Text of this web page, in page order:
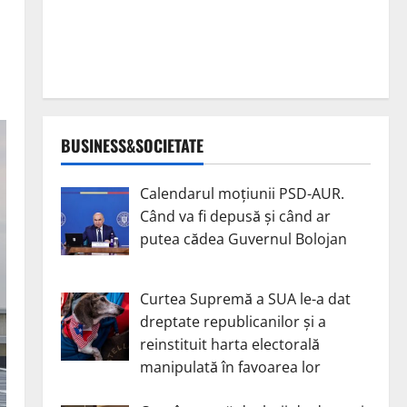
BUSINESS&SOCIETATE
Calendarul moțiunii PSD-AUR.
Când va fi depusă și când ar
putea cădea Guvernul Bolojan
Curtea Supremă a SUA le-a dat
dreptate republicanilor și a
reinstituit harta electorală
manipulată în favoarea lor